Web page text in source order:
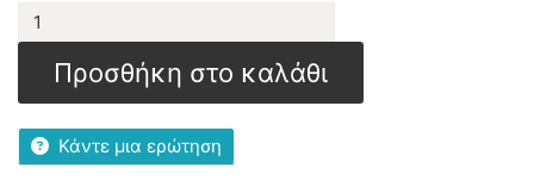
Υπαρξιακή-
Ανθρωπιστική
Ψυχοθεραπεία
ποσότητα
Προσθήκη στο καλάθι
Κάντε μια ερώτηση